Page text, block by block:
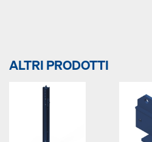
ALTRI PRODOTTI